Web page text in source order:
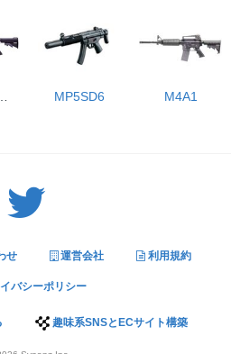
ービン MP5SD6 M4A1
せ 運営会社 利用規約
バシーポリシー
趣味系SNSとECサイト構築